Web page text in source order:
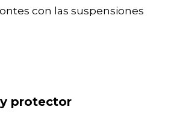
con las suspensiones
protector